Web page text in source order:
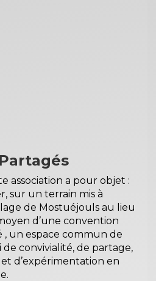
association a pour objet :
sur un terrain mis à
de Mostuéjouls au lieu
d’une convention
, un espace commun de
de convivialité, de partage,
d’expérimentation en